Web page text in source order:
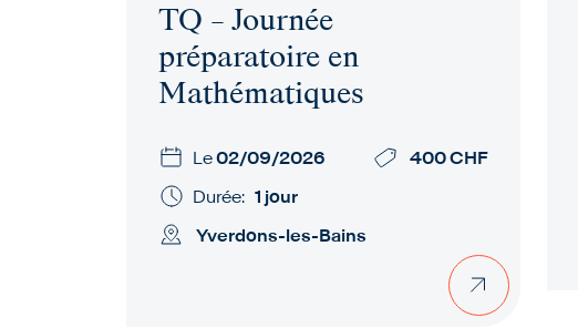
TQ – Journée
préparatoire en
Mathématiques
Le02/09/2026
400 CHF
Durée: 1 jour
Yverdons-les-Bains